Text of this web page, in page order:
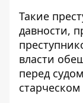
Такие
давности,
власти
перед
старческом